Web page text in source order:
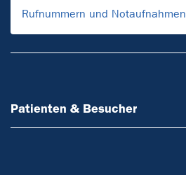
Rufnummern und Notaufnahmen
Patienten & Besucher